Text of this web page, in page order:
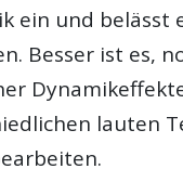
ein und belässt
Besser ist es,
lauten